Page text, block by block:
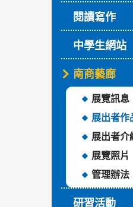
閱讀寫作
中學生網站
南商藝廊
展覽訊息
展出者作
展出者介
展覽照片
管理辦法
研習活動